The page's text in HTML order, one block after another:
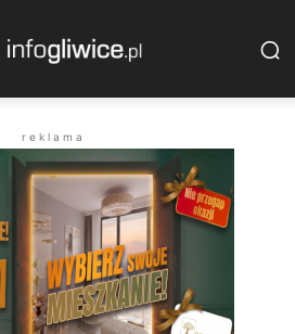
r e k l a m a